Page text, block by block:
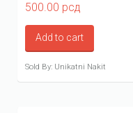
500.00 рсд
Add to cart
Sold By: Unikatni Nakit